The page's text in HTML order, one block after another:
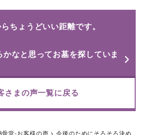
ちょうどいい距離です。
さまの声一覧に戻る
なと思ってお墓を探していま
骨堂-お客様の声 > 今後のためにそろそろ決め